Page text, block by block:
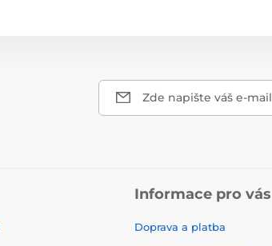
Zde napište váš e-mail
Informace pro vás
Doprava a platba